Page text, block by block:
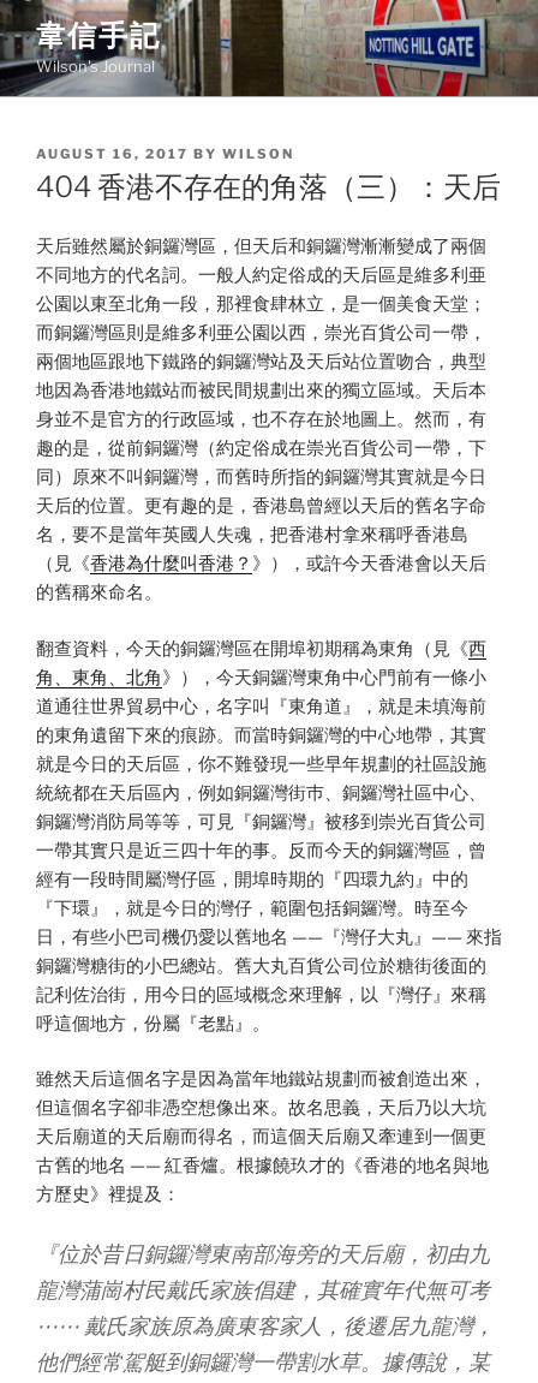
Skip
to
content
韋信手記
Wilson's Journal
POSTED
ON
AUGUST 16, 2017 BY WILSON
404 香港不存在的角落（三）：天后
天后雖然屬於銅鑼灣區，但天后和銅鑼灣漸漸變成了兩個
不同地方的代名詞。一般人約定俗成的天后區是維多利亜
公園以東至北角一段，那裡食肆林立，是一個美食天堂；
而銅鑼灣區則是維多利亜公園以西，崇光百貨公司一帶，
兩個地區跟地下鐵路的銅鑼灣站及天后站位置吻合，典型
地因為香港地鐵站而被民間規劃出來的獨立區域。天后本
身並不是官方的行政區域，也不存在於地圖上。然而，有
趣的是，從前銅鑼灣（約定俗成在崇光百貨公司一帶，下
同）原來不叫銅鑼灣，而舊時所指的銅鑼灣其實就是今日
天后的位置。更有趣的是，香港島曾經以天后的舊名字命
名，要不是當年英國人失魂，把香港村拿來稱呼香港島
（見《香港為什麼叫香港？ 》），或許今天香港會以天后
的舊稱來命名。
翻查資料，今天的銅鑼灣區在開埠初期稱為東角（見《西
角、東角、北角》），今天銅鑼灣東角中心門前有一條小
道通往世界貿易中心，名字叫『東角道』，就是未填海前
的東角遺留下來的痕跡。而當時銅鑼灣的中心地帶，其實
就是今日的天后區，你不難發現一些早年規劃的社區設施
統統都在天后區內，例如銅鑼灣街巿、銅鑼灣社區中心、
銅鑼灣消防局等等，可見『銅鑼灣』被移到崇光百貨公司
一帶其實只是近三四十年的事。反而今天的銅鑼灣區，曾
經有一段時間屬灣仔區，開埠時期的『四環九約』中的
『下環』，就是今日的灣仔，範圍包括銅鑼灣。時至今
日，有些小巴司機仍愛以舊地名 ——『灣仔大丸』—— 來指
銅鑼灣糖街的小巴總站。舊大丸百貨公司位於糖街後面的
記利佐治街，用今日的區域概念來理解，以『灣仔』來稱
呼這個地方，份屬『老點』。
雖然天后這個名字是因為當年地鐵站規劃而被創造出來，
但這個名字卻非憑空想像出來。故名思義，天后乃以大坑
天后廟道的天后廟而得名，而這個天后廟又牽連到一個更
古舊的地名 —— 紅香爐。根據饒玖才的《香港的地名與地
方歷史》裡提及：
『位於昔日銅鑼灣東南部海旁的天后廟，初由九
龍灣蒲崗村民戴氏家族倡建，其確實年代無可考
⋯⋯ 戴氏家族原為廣東客家人，後遷居九龍灣，
他們經常駕艇到銅鑼灣一帶割水草。據傳說，某